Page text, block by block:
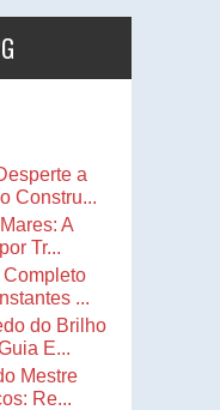
a
Constru...
A
Tr...
Completo
...
do Brilho
E...
Mestre
Re...